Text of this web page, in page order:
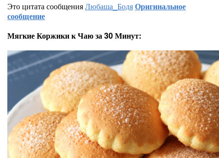
Это цитата сообщенияЛюбаша_БодяОригинальное
сообщение
Мягкие Коржики к Чаю за 30 Минут: